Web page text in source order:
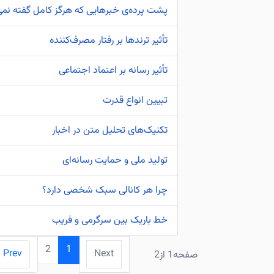
پشت پرده‌ی خبرهایی که هرگز کامل گفته
تأثیر ترندها بر رفتار مصرف‌کننده
تأثیر رسانه بر اعتماد اجتماعی
تبیین انواع قدرت
تکنیک‌های تحلیل متن در اخبار
تولید ملی و حمایت رسانه‌ای
چرا هر کانالی سبک شخصی دارد؟
خط باریک بین سرگرمی و فریب
صفحه1 از2 Next
1
2
Prev